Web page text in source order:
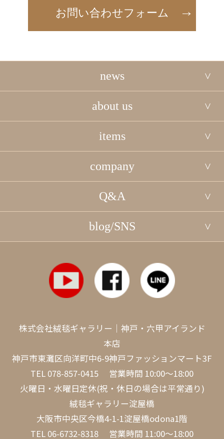
お問い合わせフォーム
news
about us
items
company
Q&A
blog/SNS
株式会社絨毯ギャラリー｜神戸・六甲アイランド
本店
神戸市東灘区向洋町中6-9神戸ファッションマート3F
TEL 078-857-0415 営業時間 10:00～18:00
火曜日・水曜日定休(祝・休日の場合は平常通り)
絨毯ギャラリー淀屋橋
大阪市中央区今橋4-1-1淀屋橋odona1階
TEL 06-6732-8318 営業時間 11:00～18:00